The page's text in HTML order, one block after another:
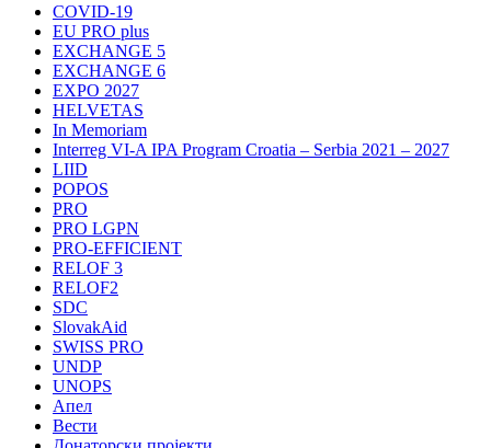
COVID-19
EU PRO plus
EXCHANGE 5
EXCHANGE 6
EXPO 2027
HELVETAS
In Memoriam
Interreg VI-A IPA Program Croatia – Serbia 2021 – 2027
LIID
POPOS
PRO
PRO LGPN
PRO-EFFICIENT
RELOF 3
RELOF2
SDC
SlovakAid
SWISS PRO
UNDP
UNOPS
Апел
Вести